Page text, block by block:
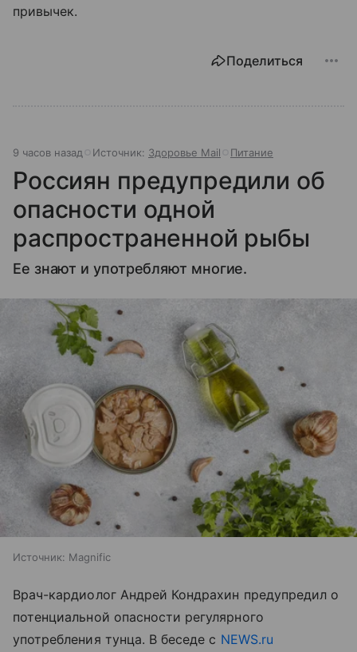
привычек.
Поделиться
9 часов назад Источник: Здоровье Mail Питание
Россиян предупредили об
опасности одной
распространенной рыбы
Ее знают и употребляют многие.
Источник: Magnific
Врач-кардиолог Андрей Кондрахин предупредил о
потенциальной опасности регулярного
употребления тунца. В беседе с NEWS.ru